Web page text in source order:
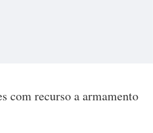
com recurso a armamento